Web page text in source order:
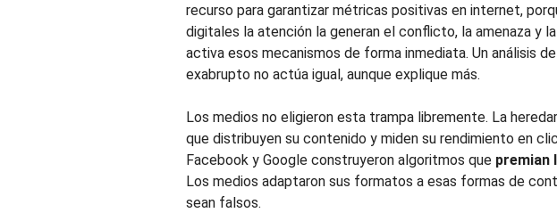
recurso para garantizar métricas positivas en internet,
digitales la atención la generan el conflicto, la amenaza y
activa esos mecanismos de forma inmediata. Un análisis
exabrupto no actúa igual, aunque explique más.
Los medios no eligieron esta trampa libremente. La
que distribuyen su contenido y miden su rendimiento en
Facebook y Google construyeron algoritmos que premian
Los medios adaptaron sus formatos a esas formas de
sean falsos.